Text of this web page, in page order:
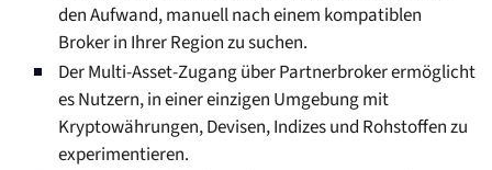
den Aufwand, manuell nach einem kompatiblen
Broker in Ihrer Region zu suchen.
Der Multi-Asset-Zugang über Partnerbroker ermöglicht
es Nutzern, in einer einzigen Umgebung mit
Kryptowährungen, Devisen, Indizes und Rohstoffen zu
experimentieren.